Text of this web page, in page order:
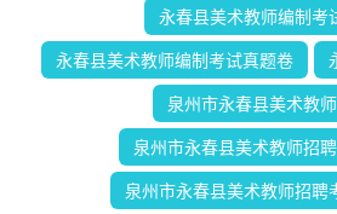
永春县美术教师编制考
永春县美术教师编制考试真题卷
泉州市永春县美术教
泉州市永春县美术教师招
泉州市永春县美术教师招聘